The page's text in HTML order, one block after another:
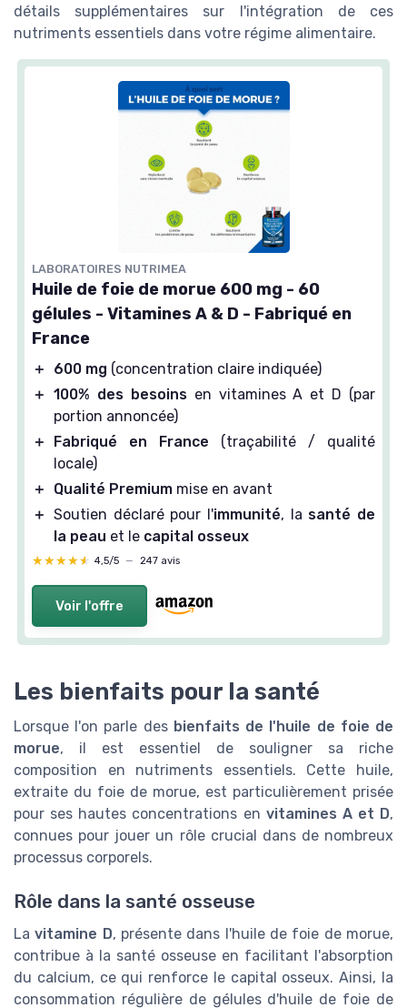
détails supplémentaires sur l'intégration de ces
nutriments essentiels dans votre régime alimentaire.
LABORATOIRES NUTRIMEA
Huile de foie de morue 600 mg - 60
gélules - Vitamines A & D - Fabriqué en
France
＋ 600 mg (concentration claire indiquée)
＋ 100% des besoinsen vitamines A et D (par
portion annoncée)
＋
Fabriqué en France (traçabilité / qualité
locale)
＋
Qualité Premium mise en avant
＋ Soutien déclaré pour l'immunité, la santé de
la peau et le capital osseux
★★★★★
★★★★★ 4,5/5 — 247 avis
Voir l'offre
Les bienfaits pour la santé
Lorsque l'on parle des bienfaits de l'huile de foie de
morue, il est essentiel de souligner sa riche
composition en nutriments essentiels. Cette huile,
extraite du foie de morue, est particulièrement prisée
pour ses hautes concentrations en vitamines A et D,
connues pour jouer un rôle crucial dans de nombreux
processus corporels.
Rôle dans la santé osseuse
Lavitamine D, présente dans l'huile de foie de morue,
contribue à la santé osseuse en facilitant l'absorption
du calcium, ce qui renforce le capital osseux. Ainsi, la
consommation régulière de gélules d'huile de foie de